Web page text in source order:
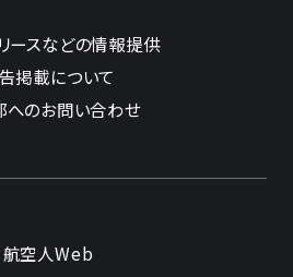
ースなどの情報提供
掲載について
へのお問い合わせ
航空人Web